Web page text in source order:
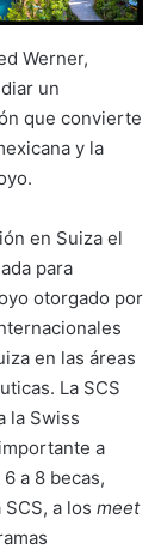
Werner,
un
que convierte
y la
en Suiza el
para
otorgado por
en las áreas
La SCS
la Swiss
a
a 8 becas,
a los meet